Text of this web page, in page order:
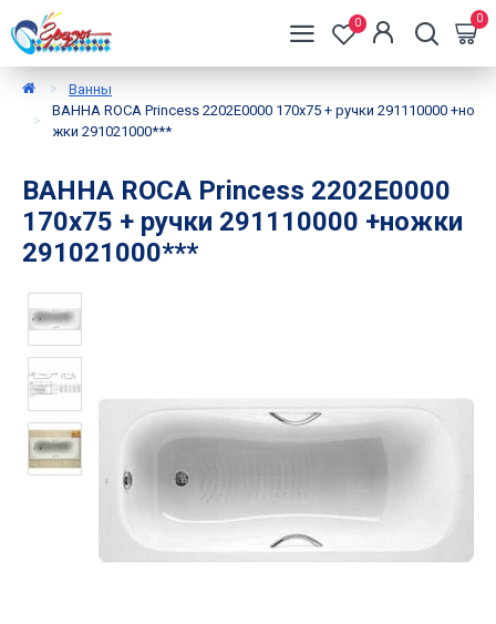
0 0
Ванны
ВАННА ROCA Princess 2202E0000 170x75 + ручки 291110000 +но
жки 291021000***
ВАННА ROCA Princess 2202E0000
170x75 + ручки 291110000 +ножки
291021000***